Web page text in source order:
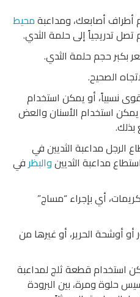
أطراف أصابعك، ومداعبةمحيط
تصل تدريجياً إلى حلمة الثدي.
بكبر حجم حلمة الثدي.
الصحيح.
نسبياً، أو يمكن استخدام
يمكن استخدام الأسنان والعض
بذلك.
الرجل مداعبة الثديين في
مداعبة الثديينوالبظر في
أي بإجراء “مساج”
أوشحة الحرير، أو غيرها من
استخدام قطعة ثلج لمداعبة
حلوة ومرة، بين البرودة